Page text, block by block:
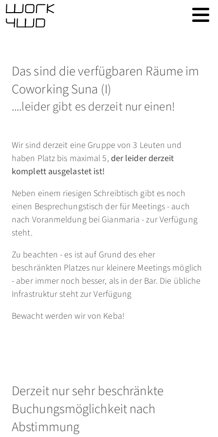
Das sind die verfügbaren Räume im
Coworking Suna (I)
....leider gibt es derzeit nur einen!
Wir sind derzeit eine Gruppe von 3 Leuten und
haben Platz bis maximal 5, der leider derzeit
komplett ausgelastet ist!
Neben einem riesigen Schreibtisch gibt es noch
einen Besprechungstisch der für Meetings - auch
nach Voranmeldung bei Gianmaria - zur Verfügung
steht.
Zu beachten - es ist auf Grund des eher
beschränkten Platzes nur kleinere Meetings möglich
- aber immer noch besser, als in der Bar. Die übliche
Infrastruktur steht zur Verfügung
Bewacht werden wir von Keba!
Derzeit nur sehr beschränkte
Buchungsmöglichkeit nach
Abstimmung